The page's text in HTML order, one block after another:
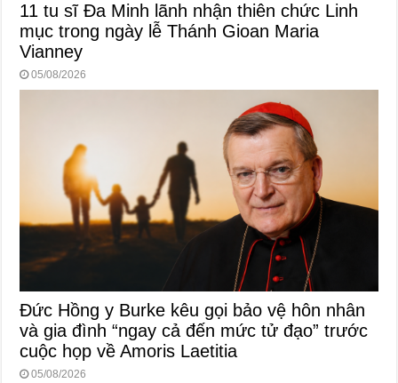
11 tu sĩ Đa Minh lãnh nhận thiên chức Linh
mục trong ngày lễ Thánh Gioan Maria
Vianney
05/08/2026
Đức Hồng y Burke kêu gọi bảo vệ hôn nhân
và gia đình “ngay cả đến mức tử đạo” trước
cuộc họp về Amoris Laetitia
05/08/2026